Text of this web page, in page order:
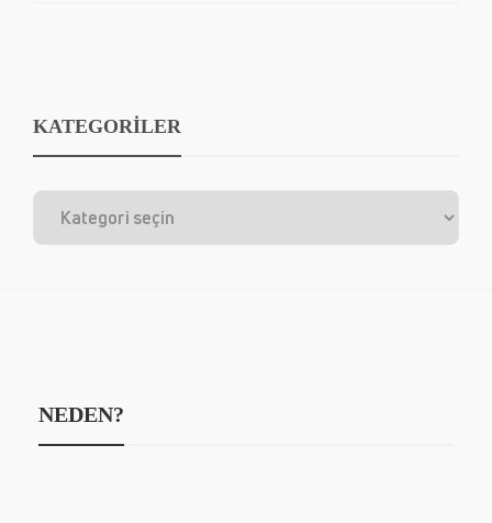
KATEGORİLER
NEDEN?